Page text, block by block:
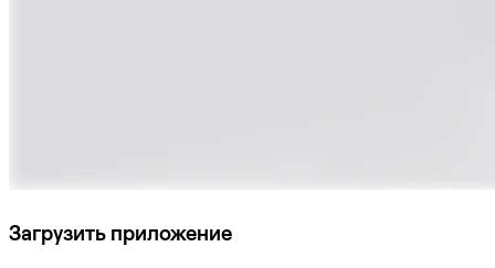
Загрузить приложение